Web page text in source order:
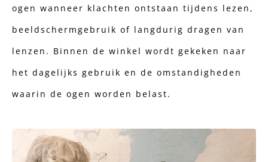
ogen wanneer klachten ontstaan tijdens lezen,
beeldschermgebruik of langdurig dragen van
lenzen. Binnen de winkel wordt gekeken naar
het dagelijks gebruik en de omstandigheden
waarin de ogen worden belast.